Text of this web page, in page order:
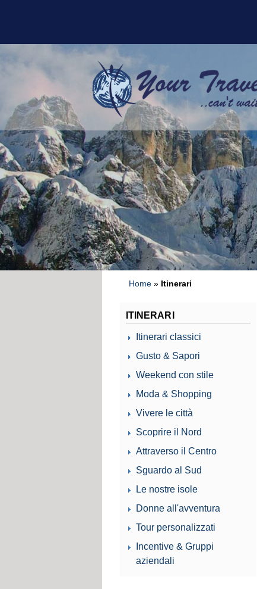
Home » Itinerari
ITINERARI
Itinerari classici
Gusto & Sapori
Weekend con stile
Moda & Shopping
Vivere le città
Scoprire il Nord
Attraverso il Centro
Sguardo al Sud
Le nostre isole
Donne all'avventura
Tour personalizzati
Incentive & Gruppi
aziendali